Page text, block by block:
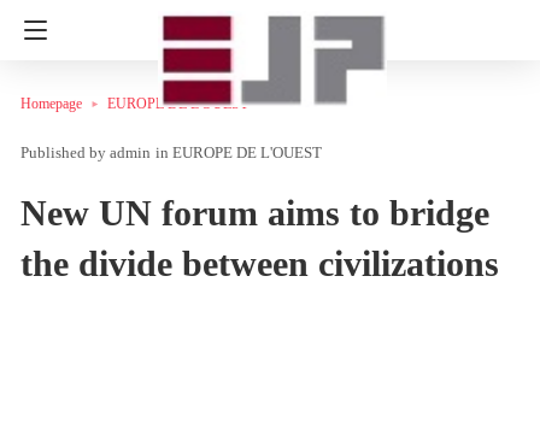
Homepage EUROPE DE L'OUEST
admin in EUROPE DE L'OUEST
New UN forum aims to bridge
the divide between civilizations